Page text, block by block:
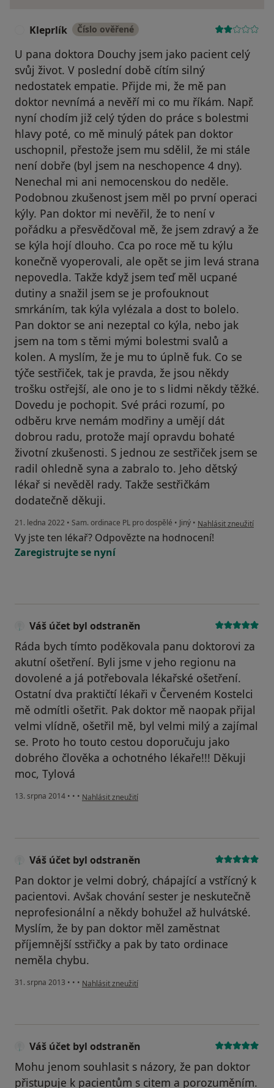
Kleprlík Číslo ověřené
U pana doktora Douchy jsem jako pacient celý
svůj život. V poslední době cítím silný
nedostatek empatie. Přijde mi, že mě pan
doktor nevnímá a nevěří mi co mu říkám. Např.
nyní chodím již celý týden do práce s bolestmi
hlavy poté, co mě minulý pátek pan doktor
uschopnil, přestože jsem mu sdělil, že mi stále
není dobře (byl jsem na neschopence 4 dny).
Nenechal mi ani nemocenskou do neděle.
Podobnou zkušenost jsem měl po první operaci
kýly. Pan doktor mi nevěřil, že to není v
pořádku a přesvědčoval mě, že jsem zdravý a že
se kýla hojí dlouho. Cca po roce mě tu kýlu
konečně vyoperovali, ale opět se jim levá strana
nepovedla. Takže když jsem teď měl ucpané
dutiny a snažil jsem se je profouknout
smrkáním, tak kýla vylézala a dost to bolelo.
Pan doktor se ani nezeptal co kýla, nebo jak
jsem na tom s těmi mými bolestmi svalů a
kolen. A myslím, že je mu to úplně fuk. Co se
týče sestřiček, tak je pravda, že jsou někdy
trošku ostřejší, ale ono je to s lidmi někdy těžké.
Dovedu je pochopit. Své práci rozumí, po
odběru krve nemám modřiny a umějí dát
dobrou radu, protože mají opravdu bohaté
životní zkušenosti. S jednou ze sestřiček jsem se
radil ohledně syna a zabralo to. Jeho dětský
lékař si nevěděl rady. Takže sestřičkám
dodatečně děkuji.
21. ledna 2022 • Sam. ordinace PL pro dospělé • Jiný • podle názoru
Nahlásit zneužití
Vy jste ten lékař? Odpovězte na hodnocení!
Zaregistrujte se nyní
Váš účet byl odstraněn
Ráda bych tímto poděkovala panu doktorovi za
akutní ošetření. Byli jsme v jeho regionu na
dovolené a já potřebovala lékařské ošetření.
Ostatní dva praktičtí lékaři v Červeném Kostelci
mě odmítli ošetřit. Pak doktor mě naopak přijal
velmi vlídně, ošetřil mě, byl velmi milý a zajímal
se. Proto ho touto cestou doporučuju jako
dobrého člověka a ochotného lékaře!!! Děkuji
moc, Tylová
13. srpna 2014 • • • podle názoru uživatele Váš účet byl odstraněn
Nahlásit zneužití
Váš účet byl odstraněn
Pan doktor je velmi dobrý, chápající a vstřícný k
pacientovi. Avšak chování sester je neskutečně
neprofesionální a někdy bohužel až hulvátské.
Myslím, že by pan doktor měl zaměstnat
příjemnější sstřičky a pak by tato ordinace
neměla chybu.
31. srpna 2013 • • • podle názoru uživatele Váš účet byl odstraněn
Nahlásit zneužití
Váš účet byl odstraněn
Mohu jenom souhlasit s názory, že pan doktor
přistupuje k pacientům s citem a porozuměním.